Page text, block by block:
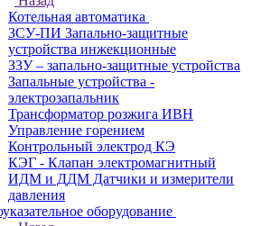
Котельная автоматика
ЗСУ-ПИ Запально-защитные
устройства инжекционные
ЗЗУ – запально-защитные устройства
Запальные устройства -
электрозапальник
Трансформатор розжига ИВН
Управление горением
Контрольный электрод КЭ
КЭГ - Клапан электромагнитный
ИДМ и ДДМ Датчики и измерители
давления
оборудование